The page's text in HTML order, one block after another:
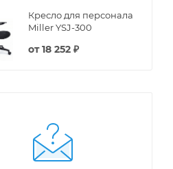
Кресло для персонала
Miller YSJ-300
от18 252 ₽